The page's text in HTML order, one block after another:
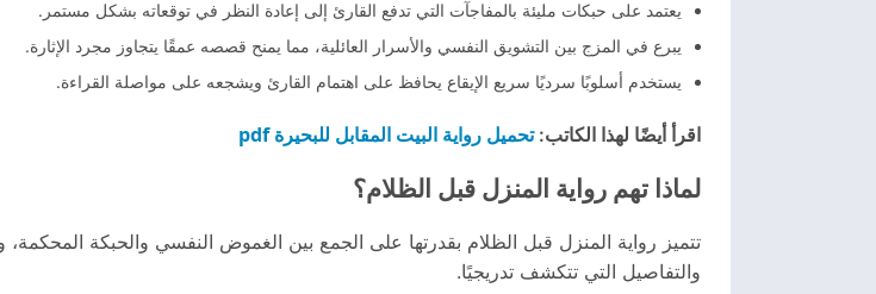
يعتمد على حبكات مليئة بالمفاجآت التي تدفع القارئ إلى إعادة النظر في توقعاته بشكل مستمر.
يبرع في المزج بين التشويق النفسي والأسرار العائلية، مما يمنح قصصه عمقًا يتجاوز مجرد الإثارة.
يستخدم أسلوبًا سرديًا سريع الإيقاع يحافظ على اهتمام القارئ ويشجعه على مواصلة القراءة.
اقرأ أيضًا لهذا الكاتب:تحميل رواية البيت المقابل للبحيرة pdf
لماذا تهم رواية المنزل قبل الظلام؟
تتميز رواية المنزل قبل الظلام بقدرتها على الجمع بين الغموض النفسي والحبكة
والتفاصيل التي تتكشف تدريجيًا.